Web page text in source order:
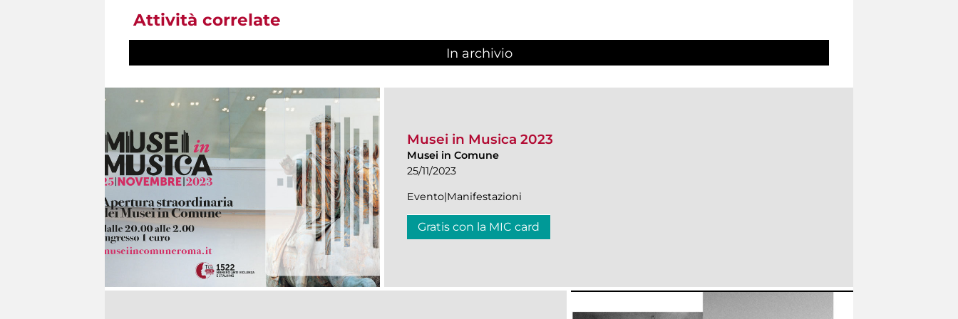
Attività correlate
In archivio
Musei in Musica 2023
Musei in Comune
25/11/2023
Evento|Manifestazioni
Gratis con la MIC card